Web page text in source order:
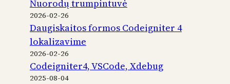
Nuorodų trumpintuvė
2026-02-26
Daugiskaitos formos Codeigniter 4
lokalizavime
2026-02-26
Codeigniter4, VSCode, Xdebug
2025-08-04